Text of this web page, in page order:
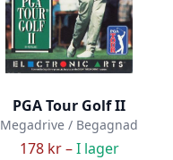
PGA Tour Golf II
Megadrive / Begagnad
178 kr –I lager